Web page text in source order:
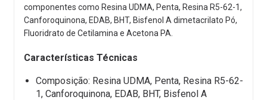
componentes como Resina UDMA, Penta, Resina R5-62-1,
Canforoquinona, EDAB, BHT, Bisfenol A dimetacrilato Pó,
Fluoridrato de Cetilamina e Acetona PA.
Características Técnicas
Composição: Resina UDMA, Penta, Resina R5-62-
1, Canforoquinona, EDAB, BHT, Bisfenol A